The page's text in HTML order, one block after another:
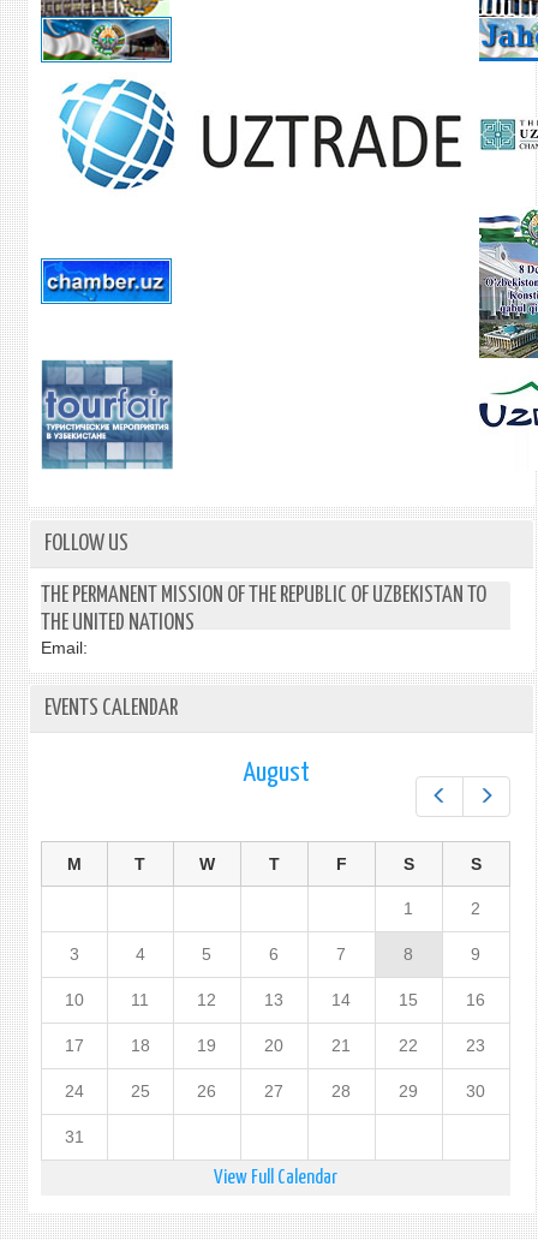
FOLLOW US
THE PERMANENT MISSION OF THE REPUBLIC OF UZBEKISTAN TO
THE UNITED NATIONS
Email:
EVENTS CALENDAR
August
M T W T F S S
1 2
3 4 5 6 7 8 9
10 11 12 13 14 15 16
17 18 19 20 21 22 23
24 25 26 27 28 29 30
31
View Full Calendar